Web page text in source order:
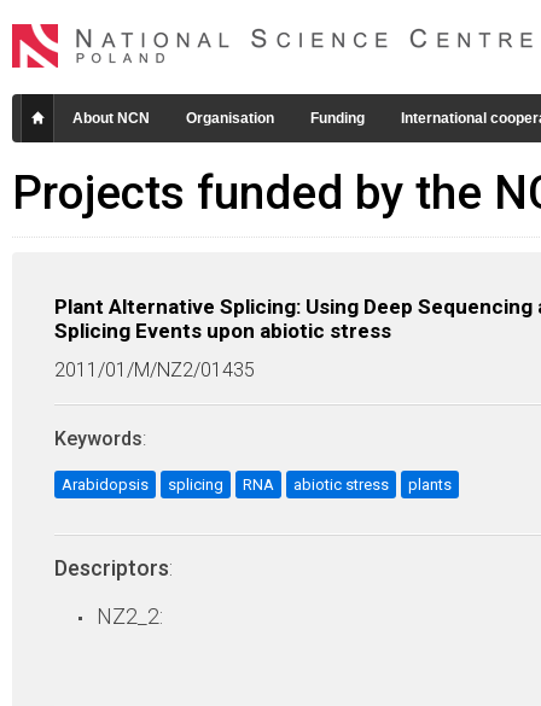
About NCN Organisation Funding International
Projects funded by the
Plant Alternative Splicing: Using Deep
Splicing Events upon abiotic stress
2011/01/M/NZ2/01435
Keywords:
Arabidopsis splicing RNA abiotic stress plants
Descriptors:
NZ2_2: